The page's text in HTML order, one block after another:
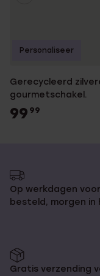
Gerecycleerd
gourmetschakel.
99 99
Personaliseer
Op werkdagen voor
besteld, morgen in
Gratis verzending